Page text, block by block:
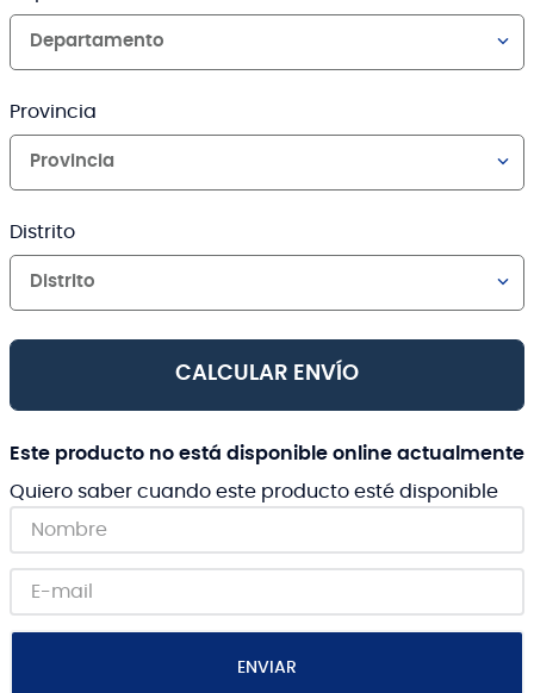
Departamento
Provincia
Provincia
Distrito
Distrito
CALCULAR ENVÍO
Este producto no está disponible online actualmente
Quiero saber cuando este producto esté disponible
ENVIAR